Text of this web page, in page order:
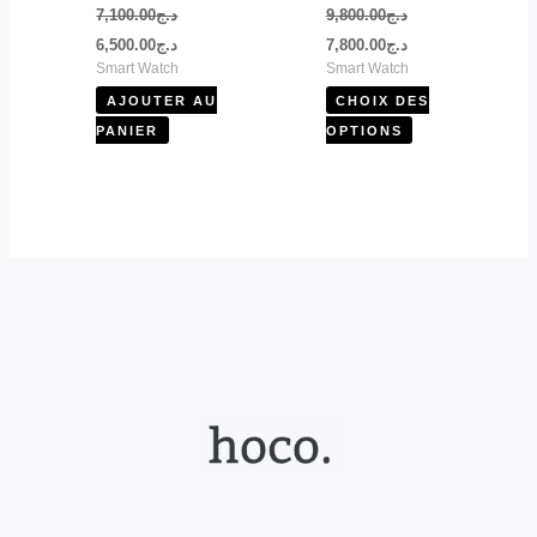
د.ج7,100.00
د.ج6,500.00
Smart Watch
AJOUTER AU
PANIER
د.ج9,800.00
د.ج7,800.00
Smart Watch
CHOIX DES
OPTIONS
du
produit